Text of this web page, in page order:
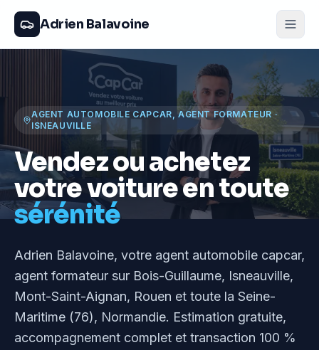
Adrien Balavoine
AGENT AUTOMOBILE CAPCAR, AGENT FORMATEUR ·
ISNEAUVILLE
Vendez ou achetez
votre voiture en toute
sérénité
Adrien Balavoine, votre agent automobile capcar,
agent formateur sur Bois-Guillaume, Isneauville,
Mont-Saint-Aignan, Rouen et toute la Seine-
Maritime (76), Normandie. Estimation gratuite,
accompagnement complet et transaction 100 %